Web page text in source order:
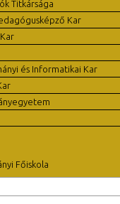
Titkársága
Kar
és Informatikai Kar
Főiskola